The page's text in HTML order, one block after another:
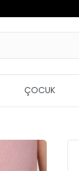
ÇOCUK